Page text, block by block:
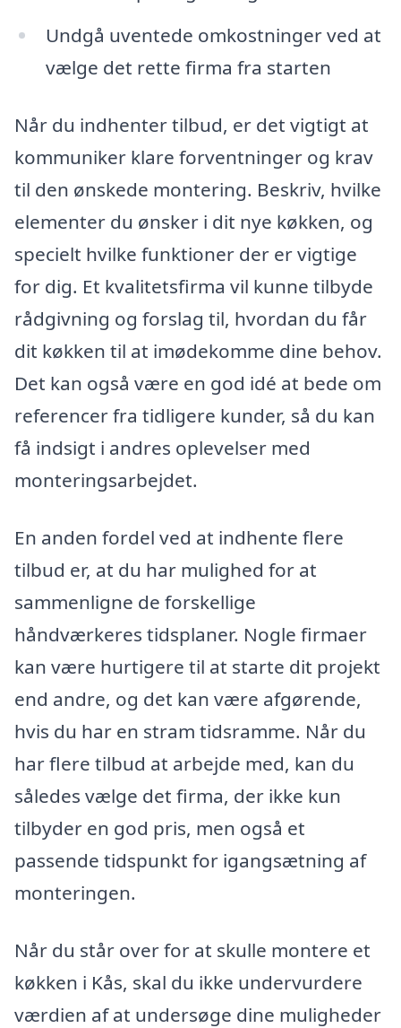
Undgå uventede omkostninger ved at
vælge det rette firma fra starten
Når du indhenter tilbud, er det vigtigt at
kommuniker klare forventninger og krav
til den ønskede montering. Beskriv, hvilke
elementer du ønsker i dit nye køkken, og
specielt hvilke funktioner der er vigtige
for dig. Et kvalitetsfirma vil kunne tilbyde
rådgivning og forslag til, hvordan du får
dit køkken til at imødekomme dine behov.
Det kan også være en god idé at bede om
referencer fra tidligere kunder, så du kan
få indsigt i andres oplevelser med
monteringsarbejdet.
En anden fordel ved at indhente flere
tilbud er, at du har mulighed for at
sammenligne de forskellige
håndværkeres tidsplaner. Nogle firmaer
kan være hurtigere til at starte dit projekt
end andre, og det kan være afgørende,
hvis du har en stram tidsramme. Når du
har flere tilbud at arbejde med, kan du
således vælge det firma, der ikke kun
tilbyder en god pris, men også et
passende tidspunkt for igangsætning af
monteringen.
Når du står over for at skulle montere et
køkken i Kås, skal du ikke undervurdere
værdien af at undersøge dine muligheder